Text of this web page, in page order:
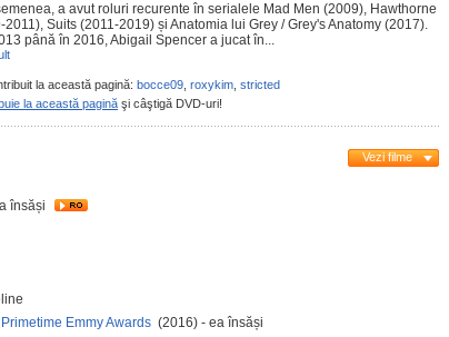
a avut roluri recurente în serialele Mad Men (2009), Hawthorne
2011), Suits (2011-2019) și Anatomia lui Grey / Grey's Anatomy (2017).
până în 2016, Abigail Spencer a jucat în...
la această pagină: bocce09 roxykim stricted
la această pagină şi câştigă DVD-uri!
Vezi filme
însăși
Emmy Awards (2016) - ea însăși